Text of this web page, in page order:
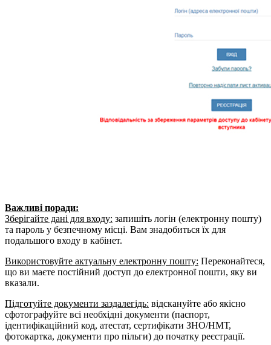
Важливі поради:
Зберігайте дані для входу: запишіть логін (електронну пошту)
та пароль у безпечному місці. Вам знадобиться їх для
подальшого входу в кабінет.
Використовуйте актуальну електронну пошту: Переконайтеся,
що ви маєте постійний доступ до електронної пошти, яку ви
вказали.
Підготуйте документи заздалегідь: відскануйте або якісно
сфотографуйте всі необхідні документи (паспорт,
ідентифікаційний код, атестат, сертифікати ЗНО/НМТ,
фотокартка, документи про пільги) до початку реєстрації.